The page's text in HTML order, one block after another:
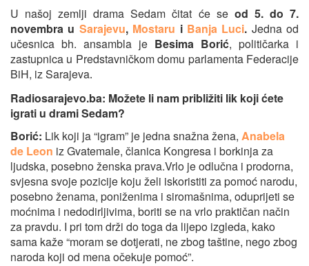
U našoj zemlji drama Sedam čitat će se od 5. do 7.
novembra u Sarajevu, Mostaru i Banja Luci. Jedna od
učesnica bh. ansambla je Besima Borić, političarka i
zastupnica u Predstavničkom domu parlamenta Federacije
BiH, iz Sarajeva.
Radiosarajevo.ba: Možete li nam približiti lik koji ćete
igrati u drami Sedam?
Borić: Lik koji ja “igram” je jedna snažna žena, Anabela
de Leon iz Gvatemale, članica Kongresa i borkinja za
ljudska, posebno ženska prava.Vrlo je odlučna i prodorna,
svjesna svoje pozicije koju želi iskoristiti za pomoć narodu,
posebno ženama, poniženima i siromašnima, oduprijeti se
moćnima i nedodirljivima, boriti se na vrlo praktičan način
za pravdu. I pri tom drži do toga da lijepo izgleda, kako
sama kaže “moram se dotjerati, ne zbog taštine, nego zbog
naroda koji od mena očekuje pomoć”.